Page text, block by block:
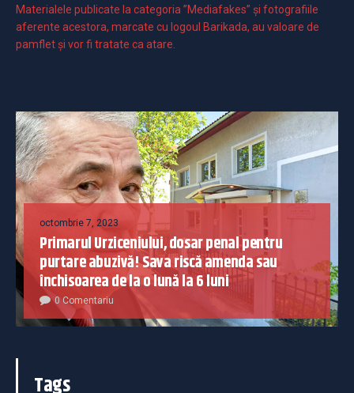
Materialele publicate la categoria ”Mediafakes” și fotografiile
aferente acestora, marcate cu logoul Barikada, au valoare de
pamflet și vor fi tratate ca atare.
octombrie 7, 2023
Primarul Urziceniului, dosar penal pentru
purtare abuzivă! Sava riscă amenda sau
închisoarea de la o lună la 6 luni
0 Comentariu
Tags